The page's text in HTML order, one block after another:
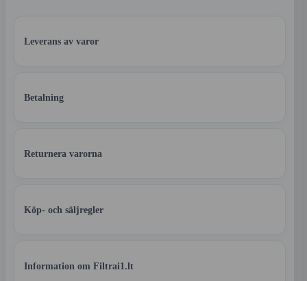
Leverans av varor
Betalning
Returnera varorna
Köp- och säljregler
Information om Filtrai1.lt